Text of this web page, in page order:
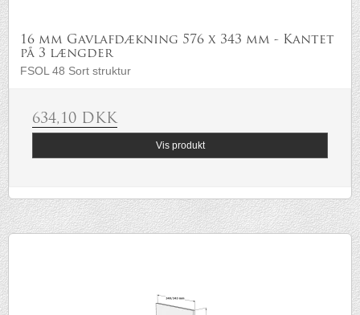
16 mm Gavlafdækning 576 x 343 mm - Kantet
på 3 længder
FSOL 48 Sort struktur
634,10 DKK
Vis produkt